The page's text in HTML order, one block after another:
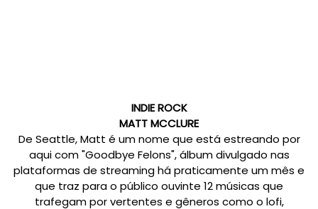
INDIE ROCK
MATT MCCLURE
De Seattle, Matt é um nome que está estreando por
aqui com "Goodbye Felons", álbum divulgado nas
plataformas de streaming há praticamente um mês e
que traz para o público ouvinte 12 músicas que
trafegam por vertentes e gêneros como o lofi,